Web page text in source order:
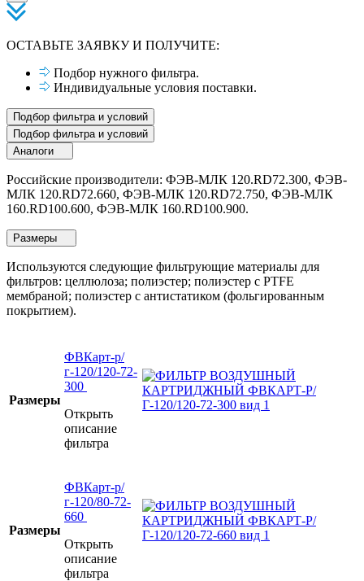
ОСТАВЬТЕ ЗАЯВКУ И ПОЛУЧИТЕ:
Подбор нужного фильтра.
Индивидуальные условия поставки.
Подбор фильтра и условий
Подбор фильтра и условий
Аналоги
Российские производители: ФЭВ-МЛК 120.RD72.300, ФЭВ-
МЛК 120.RD72.660, ФЭВ-МЛК 120.RD72.750, ФЭВ-МЛК
160.RD100.600, ФЭВ-МЛК 160.RD100.900.
Размеры
Используются следующие фильтрующие материалы для
фильтров: целлюлоза; полиэстер; полиэстер с PTFE
мембраной; полиэстер с антистатиком (фольгированным
покрытием).
Размеры
ФВКарт-р/
г-120/120-72-
300
Открыть
описание
фильтра
Размеры
ФВКарт-р/
г-120/80-72-
660
Открыть
описание
фильтра